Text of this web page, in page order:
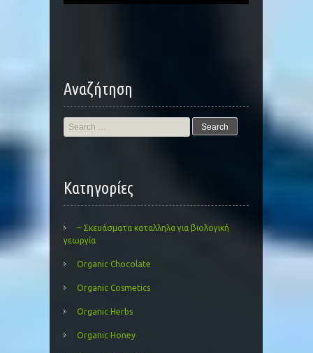
Αναζήτηση
Search
for:
Kατηγορίες
– Σκευάσματα καταλληλα για βιολογική
γεωργία
Organic Chocolate
Organic Cosmetics
Organic Herbs
Organic Honey